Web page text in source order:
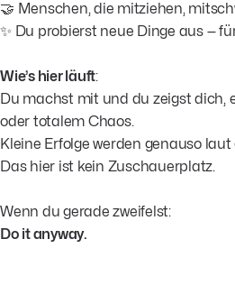
🤝 Menschen, die mitziehen,
✨ Du probierst neue Dinge aus —
Wie’s hier läuft:
Du machst mit und du zeigst dich,
oder totalem Chaos.
Kleine Erfolge werden genauso laut
Das hier ist kein Zuschauerplatz.
Wenn du gerade zweifelst:
Do it anyway.